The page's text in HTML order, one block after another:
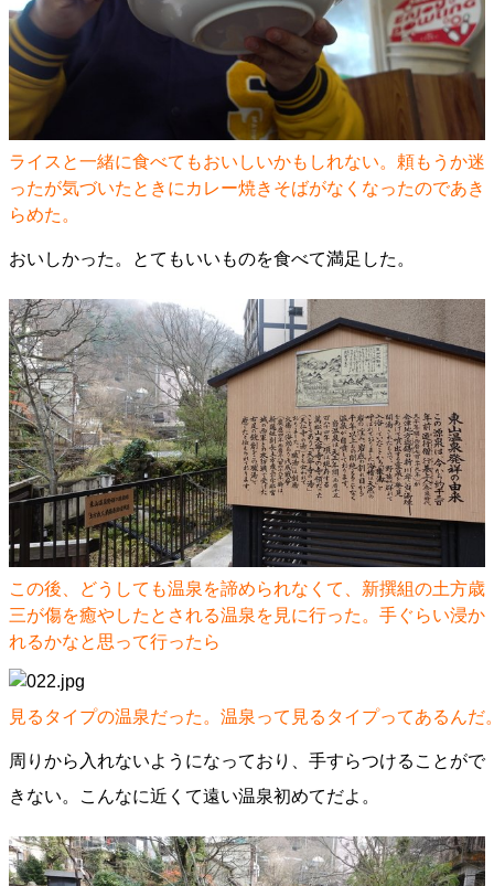
ライスと一緒に食べてもおいしいかもしれない。頼もうか迷
ったが気づいたときにカレー焼きそばがなくなったのであき
らめた。
おいしかった。とてもいいものを食べて満足した。
この後、どうしても温泉を諦められなくて、新撰組の土方歳
三が傷を癒やしたとされる温泉を見に行った。手ぐらい浸か
れるかなと思って行ったら
見るタイプの温泉だった。温泉って見るタイプってあるんだ
周りから入れないようになっており、手すらつけることがで
きない。こんなに近くて遠い温泉初めてだよ。